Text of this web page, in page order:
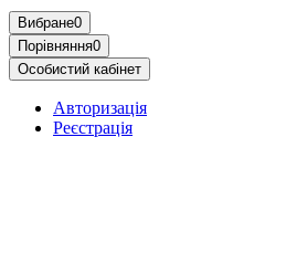
Вибране0
Порівняння0
Особистий кабінет
Авторизація
Реєстрація